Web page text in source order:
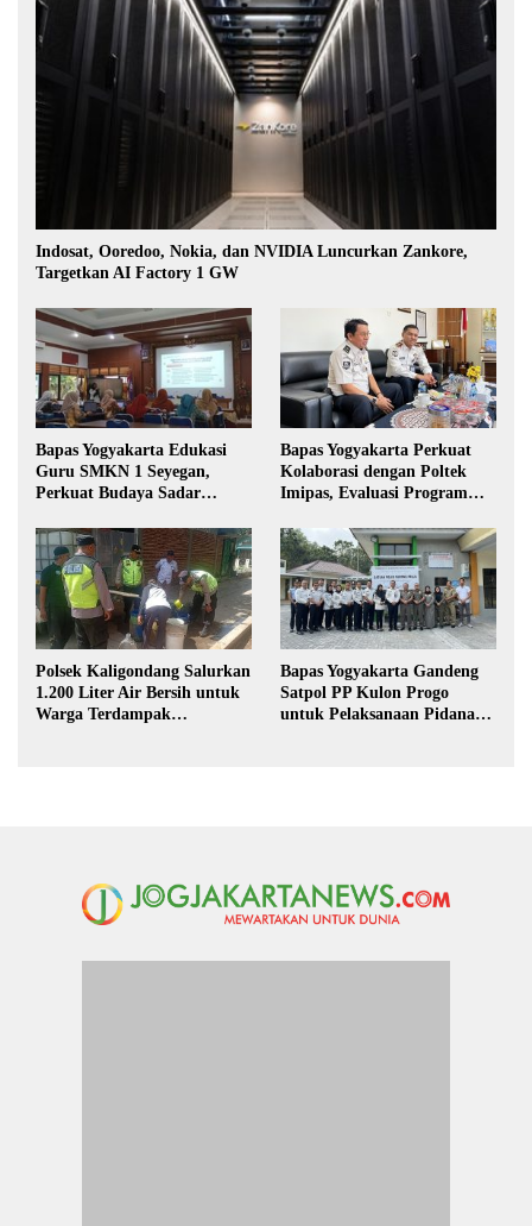
Indosat, Ooredoo, Nokia, dan NVIDIA Luncurkan Zankore,
Targetkan AI Factory 1 GW
Bapas Yogyakarta Edukasi
Guru SMKN 1 Seyegan,
Perkuat Budaya Sadar
Bapas Yogyakarta Perkuat
Kolaborasi dengan Poltek
Imipas, Evaluasi Program
Polsek Kaligondang Salurkan
1.200 Liter Air Bersih untuk
Warga Terdampak
Bapas Yogyakarta Gandeng
Satpol PP Kulon Progo
untuk Pelaksanaan Pidana